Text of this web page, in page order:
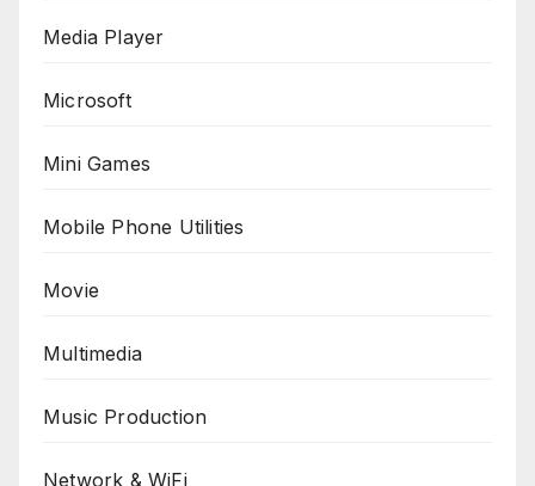
Media Player
Microsoft
Mini Games
Mobile Phone Utilities
Movie
Multimedia
Music Production
Network & WiFi